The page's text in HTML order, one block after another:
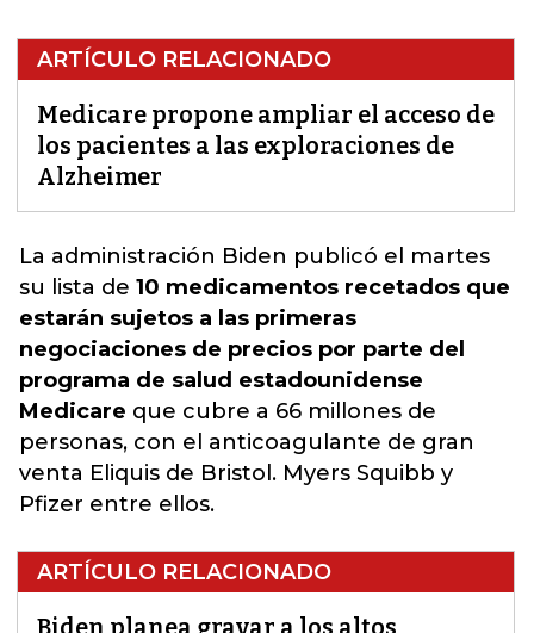
ARTÍCULO RELACIONADO
Medicare propone ampliar el acceso de
los pacientes a las exploraciones de
Alzheimer
La administración Biden publicó el martes
su lista de 10 medicamentos recetados que
estarán sujetos a las primeras
negociaciones de precios por parte del
programa de salud estadounidense
Medicare que cubre a 66 millones de
personas, con el anticoagulante de gran
venta Eliquis de Bristol. Myers Squibb y
Pfizer entre ellos.
ARTÍCULO RELACIONADO
Biden planea gravar a los altos